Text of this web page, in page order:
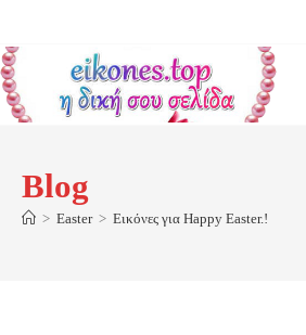
content
Blog
> Easter > Εικόνες για Happy Easter.!